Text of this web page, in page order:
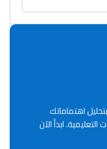
اهتماماتك
ابدأ الآن